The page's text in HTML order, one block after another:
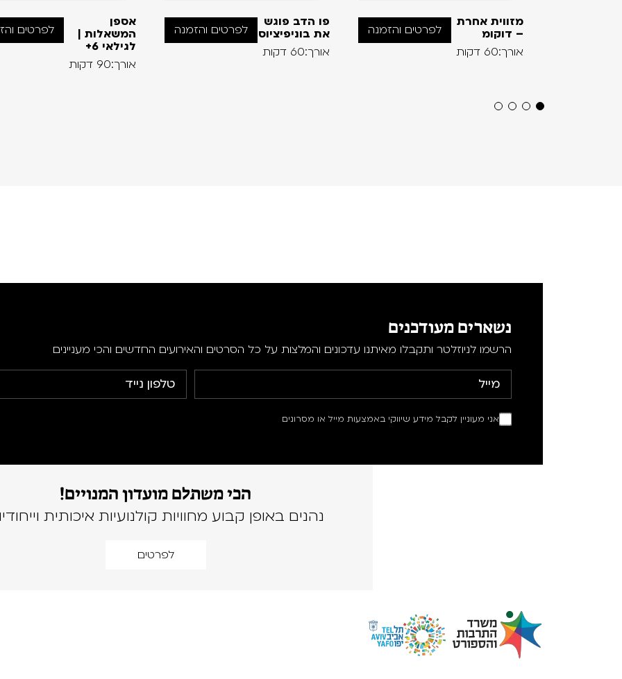
מזווית אחרת
– דוקומ
אורך:60 דקות
לפרטים והזמנה
פו הדב פוגש
את בוניפיציוס
אורך:60 דקות
לפרטים והזמנה
אספן
המשאלות |
לגילאי 6+
אורך:90 דקות
לפרטים
נשארים מעודכנים
הרשמו לניוזלטר ותקבלו מאיתנו עדכונים והמלצות על כל הסרטים והאירועים החדשים והכי מעניינים
אני מעוניין לקבל מידע שיווקי באמצעות מייל או מסרונים
הכי משתלם מועדון המנויים!
נהנים באופן קבוע מחוויות קולנועיות איכותית
לפרטים